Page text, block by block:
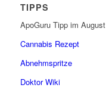
TIPPS
ApoGuru Tipp im August
Cannabis Rezept
Abnehmspritze
Doktor Wiki